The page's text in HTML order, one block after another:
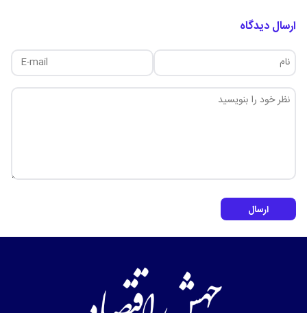
ارسال دیدگاه
ارسال